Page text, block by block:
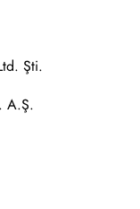
Şti.
A.Ş.